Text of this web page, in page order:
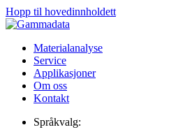
Hopp til hovedinnholdett
Materialanalyse
Service
Applikasjoner
Om oss
Kontakt
Språkvalg: